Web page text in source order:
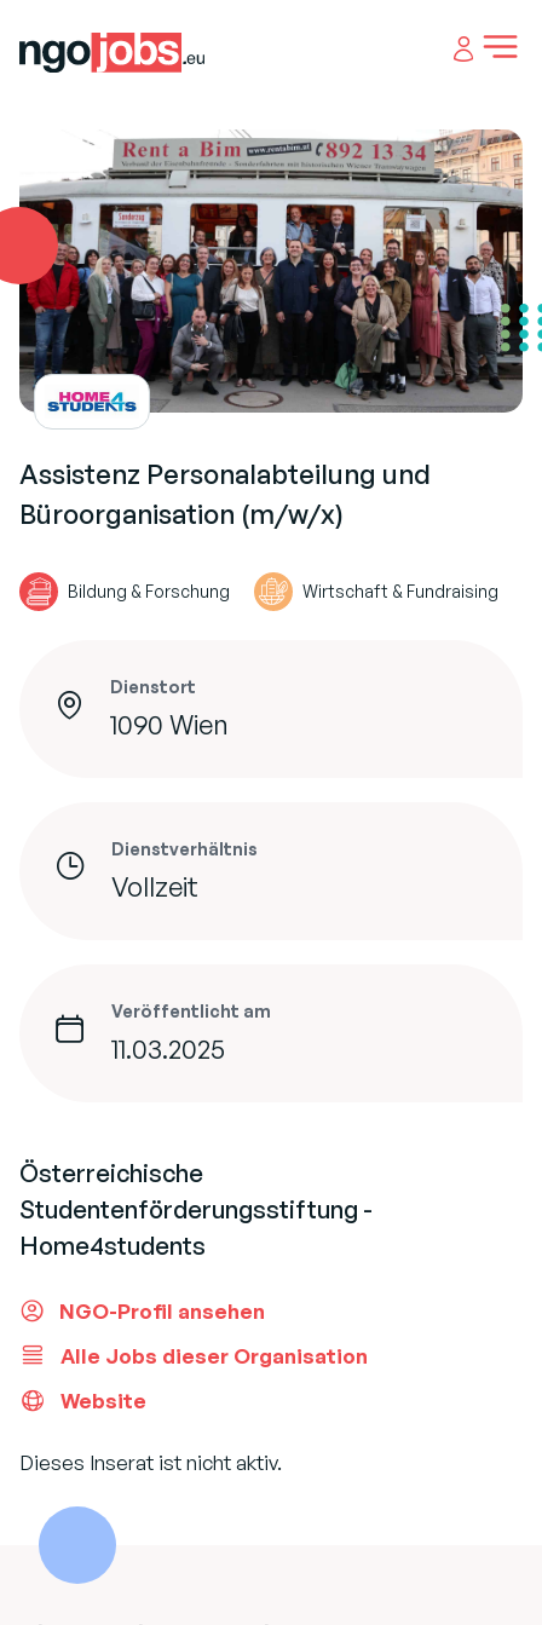
Open
Assistenz Personalabteilung und
Büroorganisation (m/w/x)
Bildung & Forschung Wirtschaft & Fundraising
Dienstort
1090 Wien
Dienstverhältnis
Vollzeit
Veröffentlicht am
11.03.2025
Österreichische
Studentenförderungsstiftung -
Home4students
NGO-Profil ansehen
Alle Jobs dieser Organisation
Website
Dieses Inserat ist nicht aktiv.